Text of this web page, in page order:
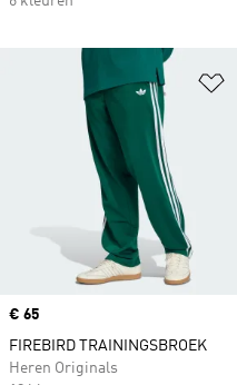
Price
€ 65
FIREBIRD TRAININGSBROEK
Heren Originals